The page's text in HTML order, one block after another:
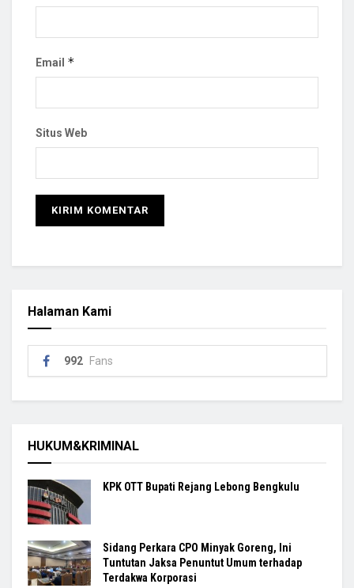
Email *
Situs Web
Halaman Kami
992 Fans
HUKUM&KRIMINAL
KPK OTT Bupati Rejang Lebong Bengkulu
Sidang Perkara CPO Minyak Goreng, Ini
Tuntutan Jaksa Penuntut Umum terhadap
Terdakwa Korporasi